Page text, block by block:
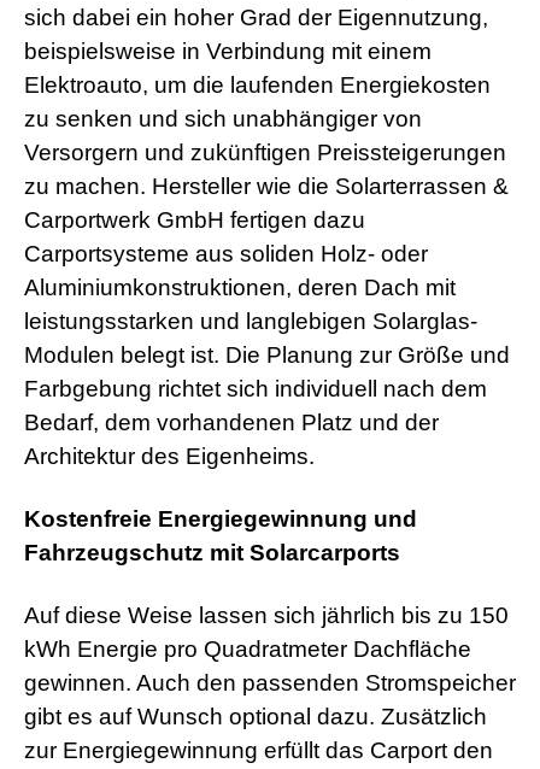
sich dabei ein hoher Grad der Eigennutzung,
beispielsweise in Verbindung mit einem
Elektroauto, um die laufenden Energiekosten
zu senken und sich unabhängiger von
Versorgern und zukünftigen Preissteigerungen
zu machen. Hersteller wie die Solarterrassen &
Carportwerk GmbH fertigen dazu
Carportsysteme aus soliden Holz- oder
Aluminiumkonstruktionen, deren Dach mit
leistungsstarken und langlebigen Solarglas-
Modulen belegt ist. Die Planung zur Größe und
Farbgebung richtet sich individuell nach dem
Bedarf, dem vorhandenen Platz und der
Architektur des Eigenheims.
Kostenfreie Energiegewinnung und
Fahrzeugschutz mit Solarcarports
Auf diese Weise lassen sich jährlich bis zu 150
kWh Energie pro Quadratmeter Dachfläche
gewinnen. Auch den passenden Stromspeicher
gibt es auf Wunsch optional dazu. Zusätzlich
zur Energiegewinnung erfüllt das Carport den